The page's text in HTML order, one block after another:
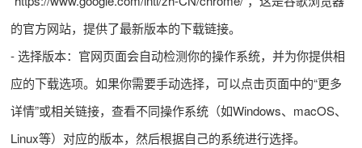
的官方网站，提供了最新版本的下载链接。
- 选择版本：官网页面会自动检测你的操作系统，并为你提供相
应的下载选项。如果你需要手动选择，可以点击页面中的“更多
详情”或相关链接，查看不同操作系统（如Windows、macOS、
Linux等）对应的版本，然后根据自己的系统进行选择。